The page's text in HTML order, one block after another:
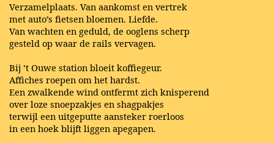
Verzamelplaats. Van aankomst en vertrek
met auto’s fietsen bloemen. Liefde.
Van wachten en geduld, de ooglens scherp
gesteld op waar de rails vervagen.
Bij ’t Ouwe station bloeit koffiegeur.
Affiches roepen om het hardst.
Een zwalkende wind ontfermt zich knisperend
over loze snoepzakjes en shagpakjes
terwijl een uitgeputte aansteker roerloos
in een hoek blijft liggen apegapen.